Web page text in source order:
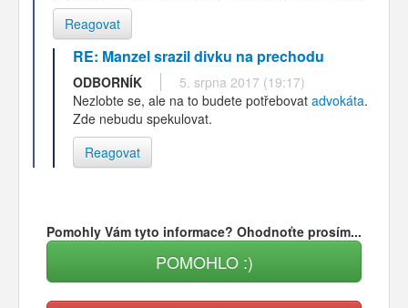
Reagovat
RE: Manzel srazil divku na prechodu
ODBORNÍK
5. srpna 2017 (19:17)
Nezlobte se, ale na to budete potřebovat advokáta.
Zde nebudu spekulovat.
Reagovat
Pomohly Vám tyto informace? Ohodnoťte prosím...
POMOHLO :)